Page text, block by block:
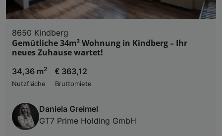
8650 Kindberg
Gemütliche 34m² Wohnung in Kindberg – Ihr
neues Zuhause wartet!
34,36 m2
Nutzfläche
€ 363,12
Bruttomiete
Daniela Greimel
GT7 Prime Holding GmbH